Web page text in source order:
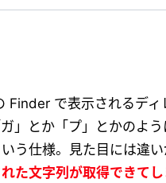
Finder で表示されるデ
」とか「プ」とかのよ
う仕様。見た目には違
た文字列が取得できてし